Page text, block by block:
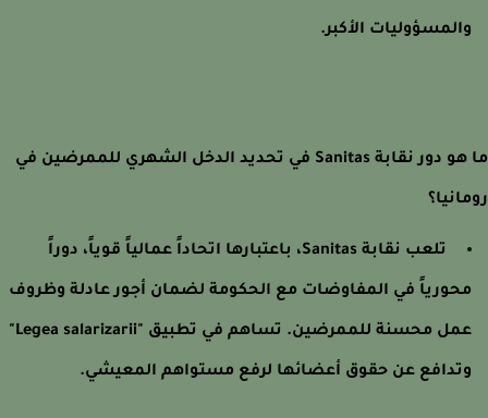
الأكبر.
ما هو دور نقابة Sanitas في تحديد الدخل الشهري للممرضين في
تلعب نقابة Sanitas، باعتبارها اتحاداً عمالياً قوياً، دوراً
في المفاوضات مع الحكومة لضمان أجور عادلة وظروف
عمل محسنة للممرضين. تساهم في تطبيق "Legea salarizarii"
عن حقوق أعضائها لرفع مستواهم المعيشي.